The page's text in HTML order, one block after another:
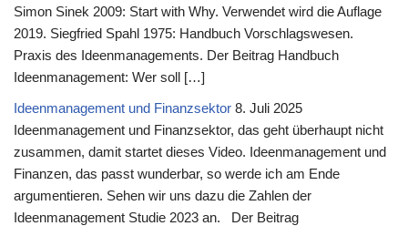
Simon Sinek 2009: Start with Why. Verwendet wird die Auflage
2019. Siegfried Spahl 1975: Handbuch Vorschlagswesen.
Praxis des Ideenmanagements. Der Beitrag Handbuch
Ideenmanagement: Wer soll […]
Ideenmanagement und Finanzsektor 8. Juli 2025
Ideenmanagement und Finanzsektor, das geht überhaupt nicht
zusammen, damit startet dieses Video. Ideenmanagement und
Finanzen, das passt wunderbar, so werde ich am Ende
argumentieren. Sehen wir uns dazu die Zahlen der
Ideenmanagement Studie 2023 an. Der Beitrag